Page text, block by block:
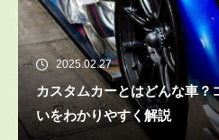
2025.02.27
カスタムカーとはどんな車？
いをわかりやすく解説